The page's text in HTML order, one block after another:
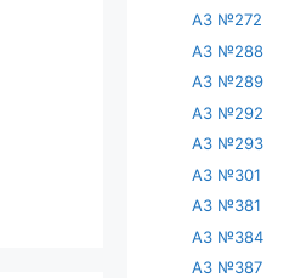
АЗ №272
АЗ №288
АЗ №289
АЗ №292
АЗ №293
АЗ №301
АЗ №381
АЗ №384
АЗ №387